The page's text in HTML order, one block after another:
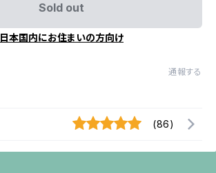
Sold out
日本国内にお住まいの方向け
通報する
(86)